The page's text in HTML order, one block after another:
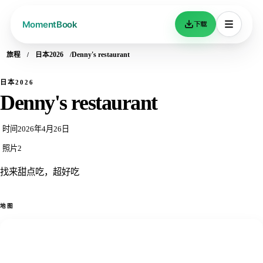
下载
旅程 日本2026 Denny's restaurant
日本2026
Denny's restaurant
时间 2026年4月26日
照片2
找来甜点吃，超好吃
地图